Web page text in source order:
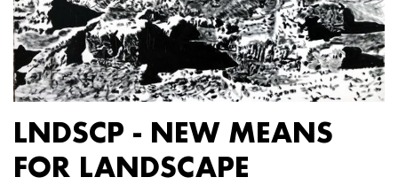
LNDSCP - NEW MEANS
FOR LANDSCAPE